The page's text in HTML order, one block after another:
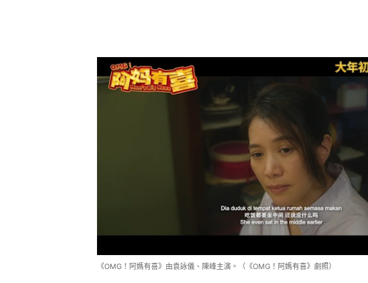
《OMG！阿媽有喜》由袁詠儀、陳峰主演。（《OMG！阿媽有喜》劇照）